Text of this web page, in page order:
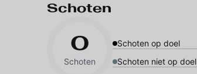
Schoten
0
Schoten
Schoten op doel
Schoten niet op doel